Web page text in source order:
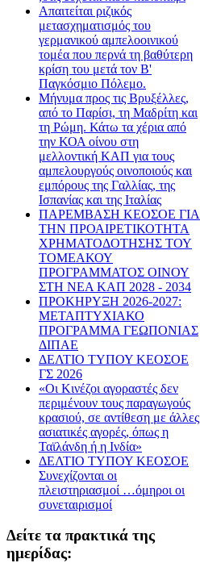
Απαιτείται ριζικός
μετασχηματισμός του
γερμανικού αμπελοοινικού
τομέα που περνά τη βαθύτερη
κρίση του μετά τον Β'
Παγκόσμιο Πόλεμο.
Μήνυμα προς τις Βρυξέλλες,
από το Παρίσι, τη Μαδρίτη και
τη Ρώμη. Κάτω τα χέρια από
την ΚΟΑ οίνου στη
μελλοντική ΚΑΠ για τους
αμπελουργούς οινοποιούς και
εμπόρους της Γαλλίας, της
Ισπανίας και της Ιταλίας
ΠΑΡΕΜΒΑΣΗ ΚΕΟΣΟΕ ΓΙΑ
ΤΗΝ ΠΡΟΑΙΡΕΤΙΚΟΤΗΤΑ
ΧΡΗΜΑΤΟΔΟΤΗΣΗΣ ΤΟΥ
ΤΟΜΕΑΚΟΥ
ΠΡΟΓΡΑΜΜΑΤΟΣ ΟΙΝΟΥ
ΣΤΗ ΝΕΑ ΚΑΠ 2028 - 2034
ΠΡΟΚΗΡΥΞΗ 2026-2027:
ΜΕΤΑΠΤΥΧΙΑΚΟ
ΠΡΟΓΡΑΜΜΑ ΓΕΩΠΟΝΙΑΣ
ΔΙΠΑΕ
ΔΕΛΤΙΟ ΤΥΠΟΥ ΚΕΟΣΟΕ
ΓΣ 2026
«Οι Κινέζοι αγοραστές δεν
περιμένουν τους παραγωγούς
κρασιού, σε αντίθεση με άλλες
ασιατικές αγορές, όπως η
Ταϊλάνδη ή η Ινδία»
ΔΕΛΤΙΟ ΤΥΠΟΥ ΚΕΟΣΟΕ
Συνεχίζονται οι
πλειστηριασμοί …όμηροι οι
συνεταιρισμοί
Δείτε τα πρακτικά της
ημερίδας: